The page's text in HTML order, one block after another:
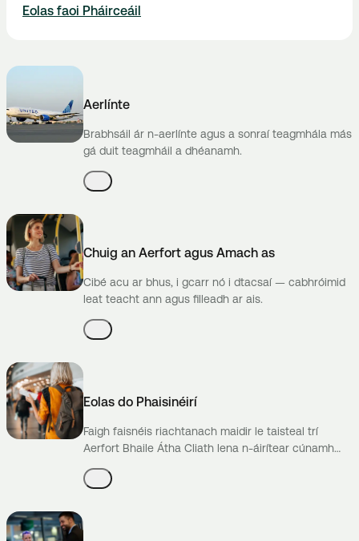
Eolas faoi Pháirceáil
Aerlínte
Brabhsáil ár n-aerlínte agus a sonraí teagmhála más
gá duit teagmháil a dhéanamh.
Chuig an Aerfort agus Amach as
Cibé acu ar bhus, i gcarr nó i dtacsaí — cabhróimid
leat teacht ann agus filleadh ar ais.
Eolas do Phaisinéirí
Faigh faisnéis riachtanach maidir le taisteal trí
Aerfort Bhaile Átha Cliath lena n-áirítear cúnamh